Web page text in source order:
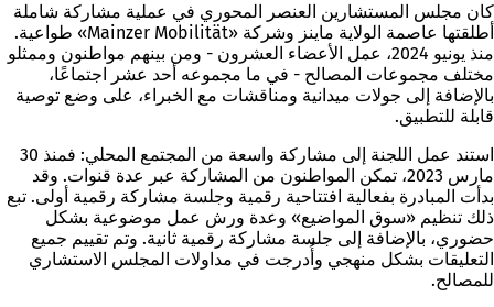
كان مجلس المستشارين العنصر المحوري في عملية مشاركة شاملة
أطلقتها عاصمة الولاية ماينز وشركة «Mainzer Mobilität» طواعية.
منذ يونيو 2024، عمل الأعضاء العشرون - ومن بينهم مواطنون وممثلو
مختلف مجموعات المصالح - في ما مجموعه أحد عشر اجتماعًا،
بالإضافة إلى جولات ميدانية ومناقشات مع الخبراء، على وضع توصية
قابلة للتطبيق.
استند عمل اللجنة إلى مشاركة واسعة من المجتمع المحلي: فمنذ 30
مارس 2023، تمكن المواطنون من المشاركة عبر عدة قنوات. وقد
بدأت المبادرة بفعالية افتتاحية رقمية وجلسة مشاركة رقمية أولى. تبع
ذلك تنظيم «سوق المواضيع» وعدة ورش عمل موضوعية بشكل
حضوري، بالإضافة إلى جلسة مشاركة رقمية ثانية. وتم تقييم جميع
التعليقات بشكل منهجي وأُدرجت في مداولات المجلس الاستشاري
للمصالح.